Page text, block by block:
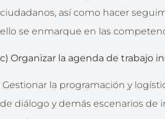
ciudadanos, así como hacer
ello se enmarque en las
c) Organizar la agenda de trabajo
Gestionar la programación y
de diálogo y demás escenarios de